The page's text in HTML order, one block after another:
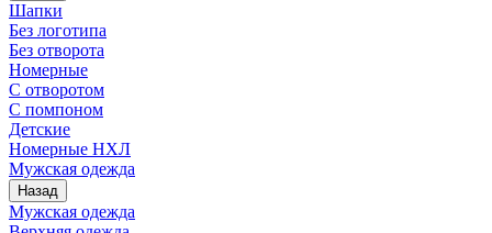
Шапки
Без логотипа
Без отворота
Номерные
С отворотом
С помпоном
Детские
Номерные НХЛ
Мужская одежда
Назад
Мужская одежда